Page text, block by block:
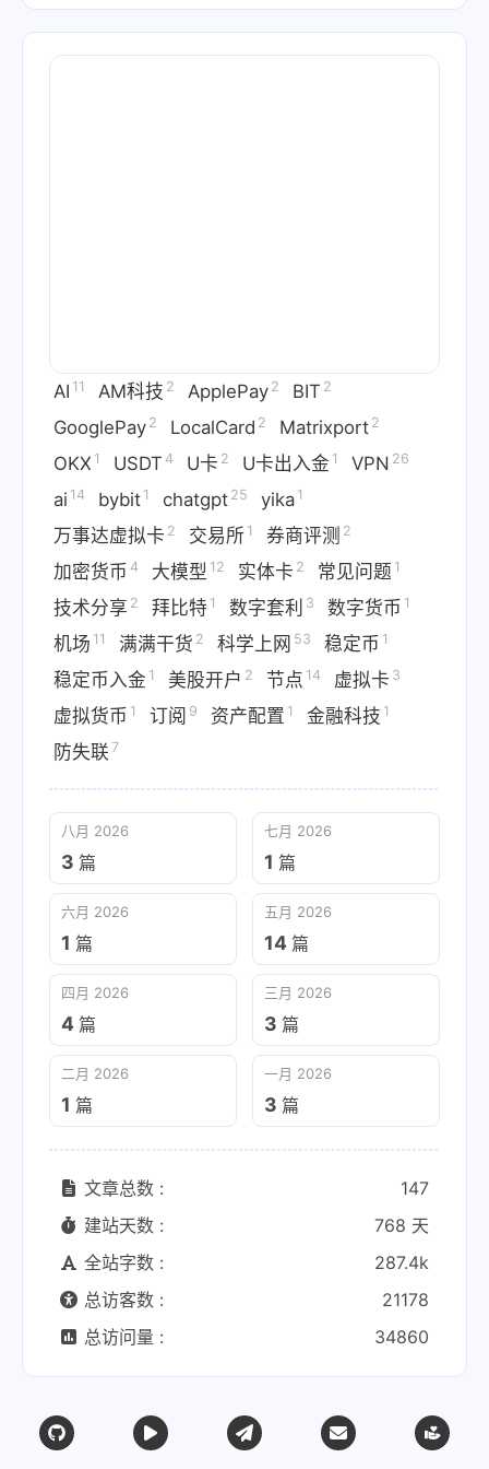
AI 11 AM科技 2 ApplePay 2 BIT 2
GooglePay 2 LocalCard 2 Matrixport 2
OKX 1 USDT 4 U卡 2 U卡出入金 1 VPN 26
ai 14 bybit 1 chatgpt 25 yika 1
万事达虚拟卡 2 交易所 1 券商评测 2
加密货币 4 大模型 12 实体卡 2 常见问题 1
技术分享 2 拜比特 1 数字套利 3 数字货币 1
机场 11 满满干货 2 科学上网 53 稳定币 1
稳定币入金 1 美股开户 2 节点 14 虚拟卡 3
虚拟货币 1 订阅 9 资产配置 1 金融科技 1
防失联 7
八月 2026
3 篇
七月 2026
1 篇
六月 2026
1 篇
五月 2026
14 篇
四月 2026
4 篇
三月 2026
3 篇
二月 2026
1 篇
一月 2026
3 篇
文章总数 :
147
建站天数 :
768 天
全站字数 :
287.4k
总访客数 :
21178
总访问量 :
34860